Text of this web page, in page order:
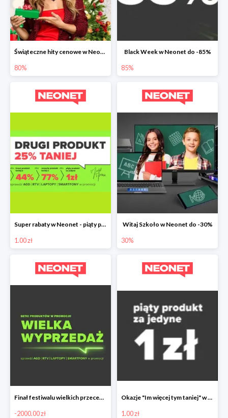
Świąteczne hity cenowe w Neonet do -80%
80%
Black Week w Neonet do -85%
85%
Super rabaty w Neonet - piąty produkt za 1 zł
1.00 zł
Witaj Szkoło w Neonet do -30%
30%
Finał festiwalu wielkich przecen w Neonet nawet do 2000 zł taniej
-2000.00 zł
Okazje "Im więcej tym taniej" w Neonet - piąty produkt 1 zł
1.00 zł